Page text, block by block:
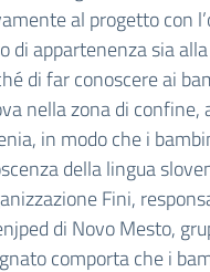
al progetto con
di appartenenza sia
di far conoscere ai
nella zona di confine,
in modo che i
della lingua
Fini,
di Novo Mesto,
comporta che i